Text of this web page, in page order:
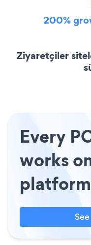
200%
Ziyaretçiler
Every
works